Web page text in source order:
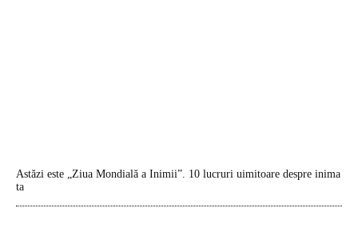
Astăzi este „Ziua Mondială a Inimii”. 10 lucruri uimitoare despre inima
ta